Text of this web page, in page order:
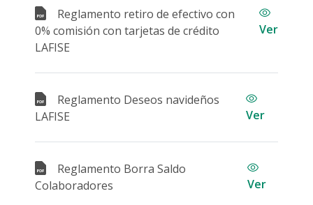
Reglamento retiro de efectivo con
0% comisión con tarjetas de crédito
LAFISE
Ver
Reglamento Deseos navideños
LAFISE
Ver
Reglamento Borra Saldo
Colaboradores
Ver